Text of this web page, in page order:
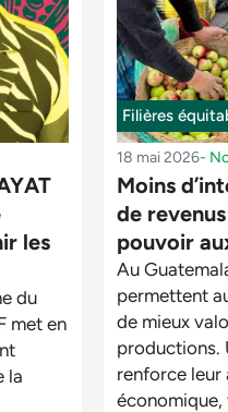
les
du
met en
la
Filières
18 mai 2026-
Moins
de
pouvoir
Au
permettent
de mieux
productions.
renforce leur